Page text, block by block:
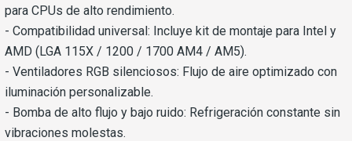
para CPUs de alto rendimiento.
- Compatibilidad universal: Incluye kit de montaje para Intel y
AMD (LGA 115X / 1200 / 1700 AM4 / AM5).
- Ventiladores RGB silenciosos: Flujo de aire optimizado con
iluminación personalizable.
- Bomba de alto flujo y bajo ruido: Refrigeración constante sin
vibraciones molestas.